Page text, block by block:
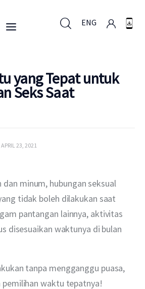
ENG
yang Tepat untuk
Seks Saat
APRIL 23, 2021
minum, hubungan seksual
tidak boleh dilakukan saat
pantangan lainnya, aktivitas
disesuaikan waktunya di bulan
tanpa mengganggu puasa,
pemilihan waktu tepatnya!